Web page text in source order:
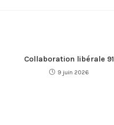
Collaboration libérale 91
9 juin 2026